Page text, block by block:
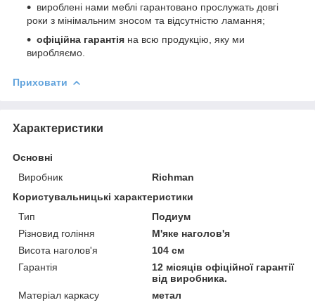
вироблені нами меблі гарантовано прослужать довгі
роки з мінімальним зносом та відсутністю ламання;
офіційна гарантія на всю продукцію, яку ми
виробляємо.
Приховати
Характеристики
Основні
Виробник
Richman
Користувальницькі характеристики
Тип
Подиум
Різновид гоління
М'яке наголов'я
Висота наголов'я
104 см
Гарантія
12 місяців офіційної гарантії
від виробника.
Матеріал каркасу
метал